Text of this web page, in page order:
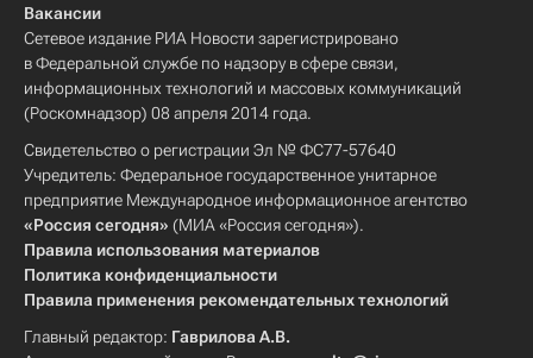
Вакансии
Сетевое издание РИА Новости зарегистрировано
в Федеральной службе по надзору в сфере связи,
информационных технологий и массовых коммуникаций
(Роскомнадзор) 08 апреля 2014 года.
Свидетельство о регистрации Эл № ФС77-57640
Учредитель: Федеральное государственное унитарное
предприятие Международное информационное агентство
«Россия сегодня» (МИА «Россия сегодня»).
Правила использования материалов
Политика конфиденциальности
Правила применения рекомендательных технологий
Главный редактор: Гаврилова А.В.